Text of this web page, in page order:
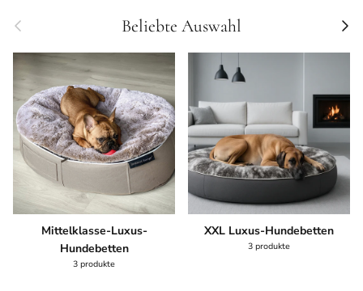
Vorherige Beliebte Auswahl
Mittelklasse-Luxus-
Hundebetten
3 produkte
XXL Luxus-Hundebetten
3 produkte